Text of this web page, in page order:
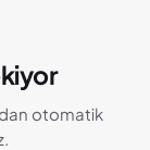
otomatik